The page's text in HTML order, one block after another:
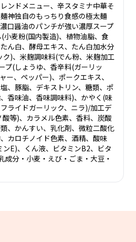
ンドメニュー、辛スタミナ中華そ
神独自のもっちり食感の極太麺
口醤油のパンチが強い濃厚スープ
小麦粉(国内製造)、植物油脂、食
ん白、酵母エキス、たん白加水分
)、米麹調味料(でん粉、米麹加工
プ(しょうゆ、香辛料(ガーリッ
ー、ペッパー)、ポークエキス、
、豚脂、デキストリン、糖類、ポ
香味油、香味調味料)、かやく(味
ライドガーリック、ニラ)/加工デ
酸等)、カラメル色素、香料、炭酸
、かんすい、乳化剤、微粒二酸化
カロチノイド色素、酒精、酸味
E)、くん液、ビタミンB2、ビタ
成分・小麦・えび・ごま・大豆・